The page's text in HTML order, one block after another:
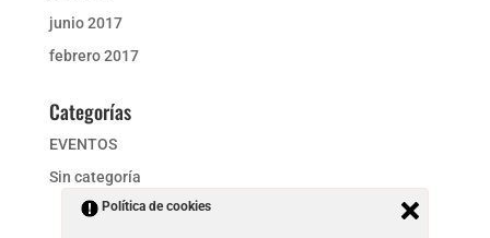
junio 2017
febrero 2017
Categorías
EVENTOS
Sin categoría
Política de cookies